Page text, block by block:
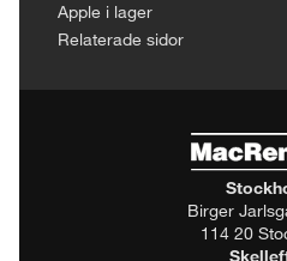
Apple i lager
Relaterade sidor
Birger
114 20